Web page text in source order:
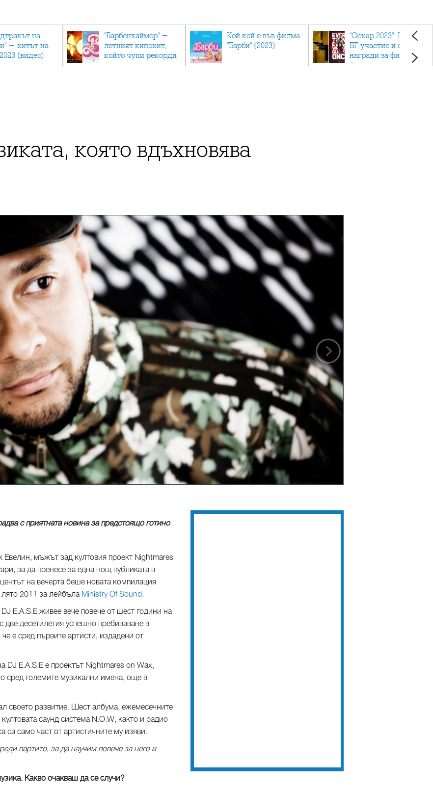
на
- хитът на
(видео)
"Барбенхаймер" -
летният кинохит,
който чупи рекорди
Кой кой е във филма
"Барби" (2023)
"Оскар 2023": Приз с
БГ участие и седем
награди за филма
фаворит
която вдъхновява
с приятната новина за предстоящо готино
мъжът зад култовия проект Nightmares
за да пренесе за една нощ публиката в
на вечерта беше новата компилация
2011 за лейбъла Ministry Of Sound.
E.A.S.E живее вече повече от шест години на
десeтилетия успешно пребиваване в
е сред първите артисти, издадени от
DJ E.A.S.E е проектът Nightmares on Wax,
сред големите музикални имена, още в
своето развитие. Шест албума, ежемесечните
саунд система N.O.W, както и радио
само част от артистичните му изяви.
партито, за да научим повече за него и
Какво очакваш да се случи?